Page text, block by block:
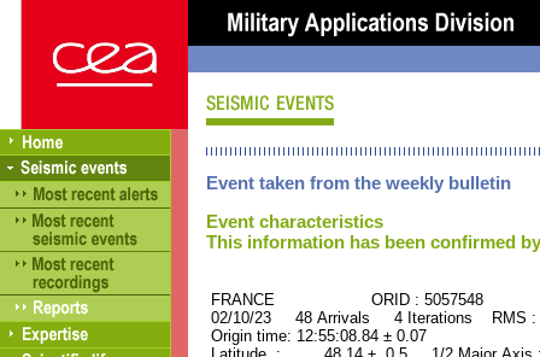
Event taken from the weekly bulletin
Event characteristics
This information has been confirmed
FRANCE ORID : 5057548
02/10/23 48 Arrivals 4 Iterations RMS
Origin time: 12:55:08.84 ± 0.07